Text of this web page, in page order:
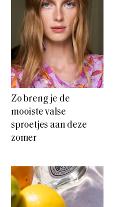
Zo breng je de
mooiste valse
sproetjes aan deze
zomer